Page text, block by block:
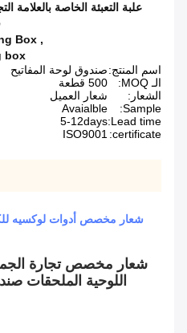
علبة التعبئة الخاصة بالعلامة
,
Box
box
اسم المنتج:صندوق لوحة المفاتيح
الـ MOQ:
500 قطعة
الشعار:
شعار العميل
Sample:
Avaialble
Lead time:
5-12days
certificate:
ISO9001
شعار مخصص أدوات لوكسيه
شعار مخصص تجارة
اللوحية الملحقات